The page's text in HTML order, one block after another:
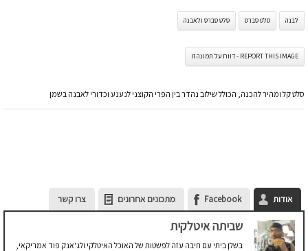
לבנה סלט סברס סלט סברס ולאבנה
REPORT THIS IMAGE - דווח על תמונה זו
סלט קל ומהיר להכנה, הכולל שילוב נהדר בין הפרי הקוצני לנענע וכדורי לאבנה בשמן
אודות Facebook מתכונים אחרונים צרו קשר
שביתה איטלקית
בשלן ביתי עם חיבה עזה לפשטות של האוכל האיטלקי ולג'אנק פוד אמריקאי,